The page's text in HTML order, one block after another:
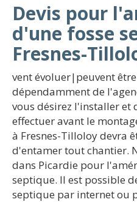
Devis pour
d'une fosse
Fresnes-
vent évoluer|peuvent
dépendamment de
vous désirez l'installer et
effectuer avant le
à Fresnes-Tilloloy devra
d'entamer tout chantier.
dans Picardie pour
septique. Il est possible
septique par internet ou